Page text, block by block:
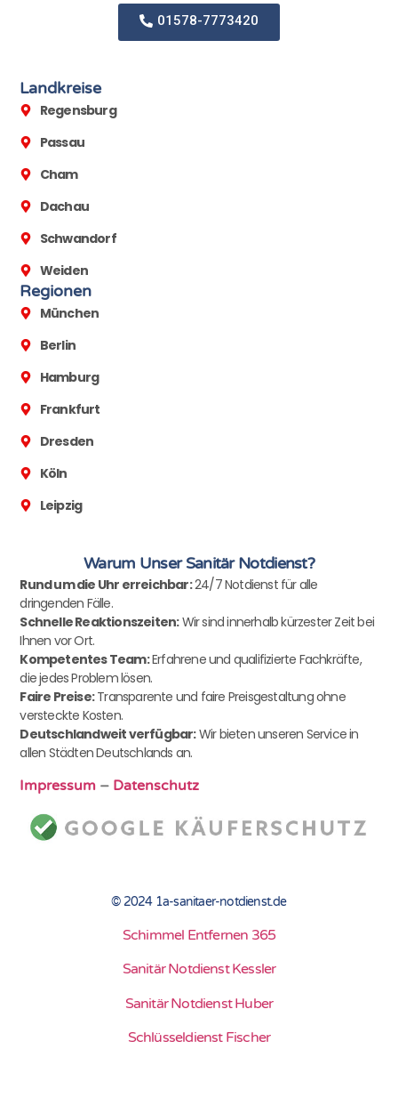
01578-7773420
Landkreise
Regensburg
Passau
Cham
Dachau
Schwandorf
Weiden
Regionen
München
Berlin
Hamburg
Frankfurt
Dresden
Köln
Leipzig
Warum Unser Sanitär Notdienst?
Rund um die Uhr erreichbar:24/7 Notdienst für alle
dringenden Fälle.
Schnelle Reaktionszeiten:Wir sind innerhalb kürzester Zeit bei
Ihnen vor Ort.
Kompetentes Team:Erfahrene und qualifizierte Fachkräfte,
die jedes Problem lösen.
Faire Preise:Transparente und faire Preisgestaltung ohne
versteckte Kosten.
Deutschlandweit verfügbar:Wir bieten unseren Service in
allen Städten Deutschlands an.
Impressum – Datenschutz
© 2024 1a-sanitaer-notdienst.de
Schimmel Entfernen 365
Sanitär Notdienst Kessler
Sanitär Notdienst Huber
Schlüsseldienst Fischer